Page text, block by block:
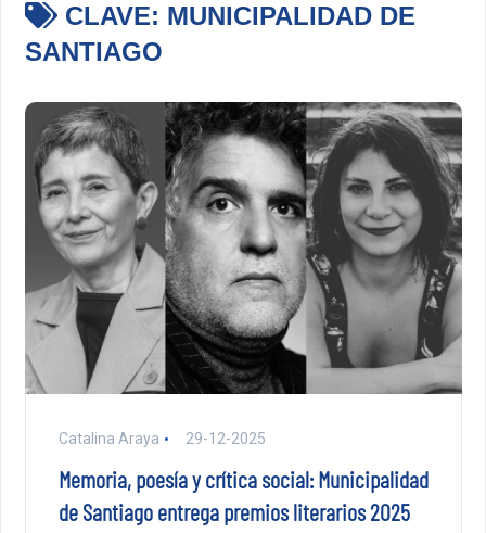
CLAVE: MUNICIPALIDAD DE
SANTIAGO
Catalina Araya 29-12-2025
Memoria, poesía y crítica social: Municipalidad
de Santiago entrega premios literarios 2025